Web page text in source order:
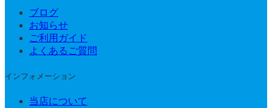
ブログ
お知らせ
ご利用ガイド
よくあるご質問
インフォメーション
当店について